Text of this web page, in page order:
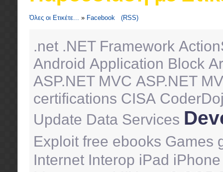
Όλες οι Ετικέτε... » Facebook (RSS)
.net .NET Framework
Android Application Block
ASP.NET MVC ASP.NET
certifications CISA
Update Data Services
Exploit free ebooks Games
Internet Interop iPad iPhone